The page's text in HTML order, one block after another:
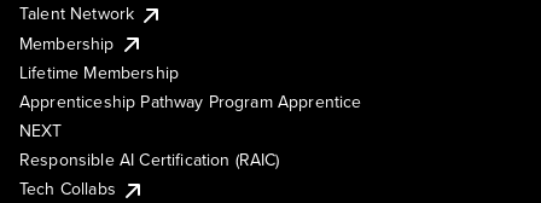
Talent Network
Membership
Lifetime Membership
Apprenticeship Pathway Program Apprentice
NEXT
Responsible AI Certification (RAIC)
Tech Collabs